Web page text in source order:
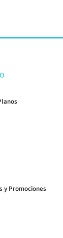
y Promociones